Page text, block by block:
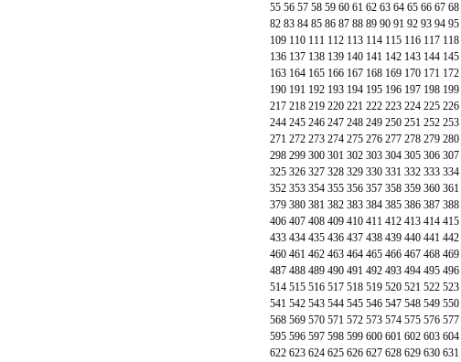
55 56 57 58 59 60 61 62 63 64 65 66 67 68
82 83 84 85 86 87 88 89 90 91 92 93 94 95
109 110 111 112 113 114 115 116 117 118
136 137 138 139 140 141 142 143 144 145
163 164 165 166 167 168 169 170 171 172
190 191 192 193 194 195 196 197 198 199
217 218 219 220 221 222 223 224 225 226
244 245 246 247 248 249 250 251 252 253
271 272 273 274 275 276 277 278 279 280
298 299 300 301 302 303 304 305 306 307
325 326 327 328 329 330 331 332 333 334
352 353 354 355 356 357 358 359 360 361
379 380 381 382 383 384 385 386 387 388
406 407 408 409 410 411 412 413 414 415
433 434 435 436 437 438 439 440 441 442
460 461 462 463 464 465 466 467 468 469
487 488 489 490 491 492 493 494 495 496
514 515 516 517 518 519 520 521 522 523
541 542 543 544 545 546 547 548 549 550
568 569 570 571 572 573 574 575 576 577
595 596 597 598 599 600 601 602 603 604
622 623 624 625 626 627 628 629 630 631